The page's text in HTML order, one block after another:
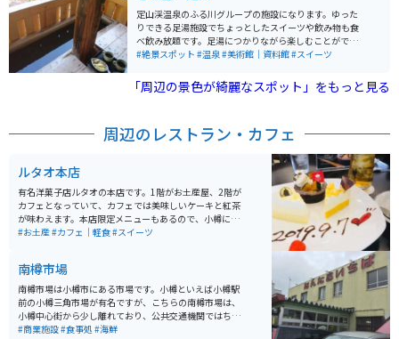
定山渓温泉のふる川グループの施設になります。ゆった
りできる足湯施設でちょっとしたスイーツや飲み物も食
べ飲み放題です。足湯につかりながら楽しむことができ
ます。自然専門書のライブラリーや静かに読書を嗜む事
スポットです。
#絶景スポット #温泉#美術館｜資料館#スイーツ
「周辺の景色が綺麗なスポット」をもっと見る
周辺のレストラン・カフェ
ルタオ本店
有名洋菓子店ルタオの本店です。1階がお土産屋、2階が
カフェとなっていて、カフェでは美味しいケーキと紅茶
が味わえます。本店限定メニューもあるので、小樽に来
たら必ず寄りたいお店です。あまり知られていません
茶缶を買っても喜ばれます。
#お土産#カフェ｜軽食#スイーツ
南樽市場
南樽市場は小樽市にある市場です。小樽といえば小樽駅
前の小樽三角市場が有名ですが、こちらの南樽市場は、
小樽中心街から少し離れており、公共交通機関ではちょ
っと行きにくい場所です。その代わり地元住民愛用の穴
#商業施設#食事処 #海鮮